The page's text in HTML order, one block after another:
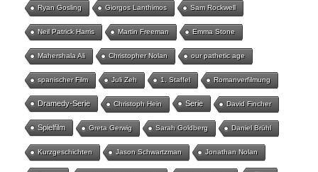
Ryan Gosling Giorgos Lanthimos Sam Rockwell
Neil Patrick Harris Martin Freeman Emma Stone
Mahershala Ali Christopher Nolan our pathetic age
spanischer Film Juli Zeh 1. Staffel Romanverfilmung
Dramedy-Serie Christoph Hein Serie David Fincher
Spielfilm Greta Gerwig Sarah Goldberg Daniel Brühl
Kurzgeschichten Jason Schwartzman Jonathan Nolan